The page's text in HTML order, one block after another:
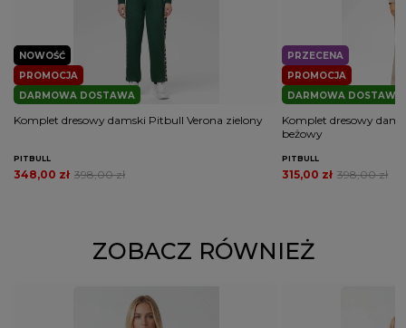
PROMOCJA
NOWOŚĆ
DARMOWA DOSTAWA
Komplet dresowy damski Pitbull Verona zielony
PITBULL
398,00 zł
348,00 zł
PROMOCJA
PRZECENA
DARMOWA DOSTAWA
Komplet dresowy
beżowy
PITBULL
398,00 zł
315,00 zł
ZOBACZ RÓWNIEŻ